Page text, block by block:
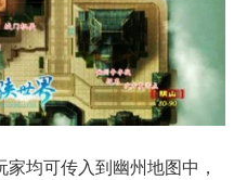
均可传入到幽州地图中，